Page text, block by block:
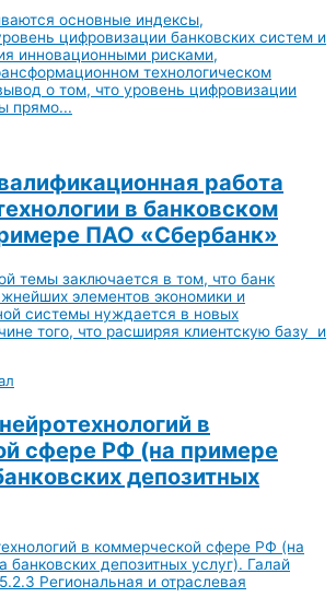
основные индексы,
цифровизации банковских систем и
инновационными рисками,
технологическом
о том, что уровень цифровизации
прямо...
работа
в банковском
ПАО «Сбербанк»
темы заключается в том, что банк
элементов экономики и
системы нуждается в новых
того, что расширяя клиентскую базу и
в
сфере РФ (на примере
депозитных
в коммерческой сфере РФ (на
банковских депозитных услуг). Галай
Региональная и отраслевая